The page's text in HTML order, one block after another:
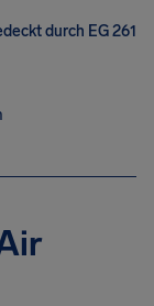
durch EG 261